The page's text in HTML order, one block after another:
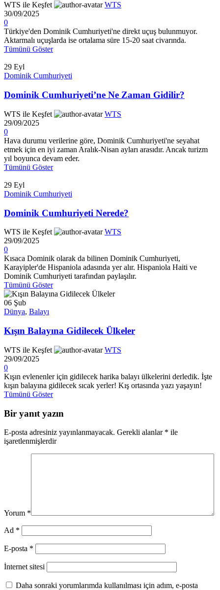
WTS ile Keşfet
WTS
30/09/2025
0
Türkiye'den Dominik Cumhuriyeti'ne direkt uçuş bulunmuyor.
Aktarmalı uçuşlarda ise ortalama süre 15-20 saat civarında.
Tümünü Göster
29 Eyl
Dominik Cumhuriyeti
Dominik Cumhuriyeti’ne Ne Zaman Gidilir?
WTS ile Keşfet
WTS
29/09/2025
0
Hava durumu verilerine göre, Dominik Cumhuriyeti'ne seyahat
etmek için en iyi zaman Aralık-Nisan ayları arasıdır. Ancak turizm
yıl boyunca devam eder.
Tümünü Göster
29 Eyl
Dominik Cumhuriyeti
Dominik Cumhuriyeti Nerede?
WTS ile Keşfet
WTS
29/09/2025
0
Kısaca Dominik olarak da bilinen Dominik Cumhuriyeti,
Karayipler'de Hispaniola adasında yer alır. Hispaniola Haiti ve
Dominik Cumhuriyeti tarafından paylaşılır.
Tümünü Göster
06 Şub
Dünya, Balayı
Kışın Balayına Gidilecek Ülkeler
WTS ile Keşfet
WTS
29/09/2025
0
Kışın evlenenler için gidilecek harika balayı ülkelerini derledik. İşte
kışın balayına gidilecek sıcak yerler! Kış ortasında yazı yaşayın!
Tümünü Göster
Bir yanıt yazın
E-posta adresiniz yayınlanmayacak. Gerekli alanlar * ile
işaretlenmişlerdir
Yorum *
Ad *
E-posta *
İnternet sitesi
Daha sonraki yorumlarımda kullanılması için adım, e-posta